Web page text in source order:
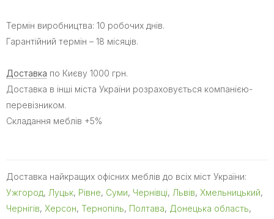
Термін виробництва: 10 робочих днів.
Гарантійний термін – 18 місяців.
Доставка по Києву 1000 грн.
Доставка в інші міста України розраховується компанією-
перевізником.
Складання меблів +5%
Доставка найкращих офісних меблів до всіх міст України:
Ужгород, Луцьк, Рівне, Суми, Чернівці, Львів, Хмельницький,
Чернігів, Херсон, Тернопіль, Полтава, Донецька область,